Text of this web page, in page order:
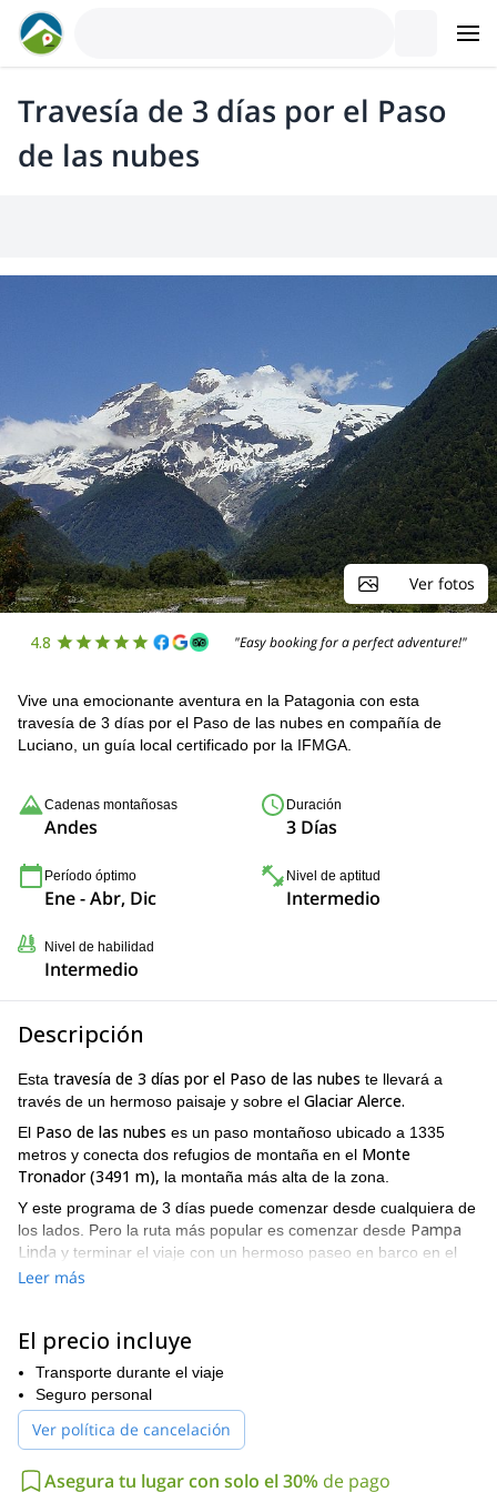
Travesía de 3 días por el Paso
de las nubes
Ver fotos
4.8 "Easy booking for a perfect adventure!"
Vive una emocionante aventura en la Patagonia con esta
travesía de 3 días por el Paso de las nubes en compañía de
Luciano, un guía local certificado por la IFMGA.
Cadenas montañosas
Andes
Duración
3 Días
Período óptimo
Ene - Abr, Dic
Nivel de aptitud
Intermedio
Nivel de habilidad
Intermedio
Descripción
Esta travesía de 3 días por el Paso de las nubes te llevará a
través de un hermoso paisaje y sobre el Glaciar Alerce.
El Paso de las nubes es un paso montañoso ubicado a 1335
metros y conecta dos refugios de montaña en el Monte
Tronador (3491 m), la montaña más alta de la zona.
Y este programa de 3 días puede comenzar desde cualquiera de
los lados. Pero la ruta más popular es comenzar desde Pampa
Linda y terminar el viaje con un hermoso paseo en barco en el
lago Nahuel Huapi.
Refugio de montaña Otto Mailing
equiparemos para cruzar el
atados entre nosotros con cuerdas. Este es un increíble paseo
con hermosas vistas de los alrededores. Y después del glaciar,
continuaremos caminando hacia el
Agostino Rocca, donde pasaremos la segunda noche.
El tercer día es especial, porque después de una caminata fácil
Leer más
El precio incluye
Transporte durante el viaje
Seguro personal
Ver política de cancelación
Asegura tu lugar con solo el 30% de pago